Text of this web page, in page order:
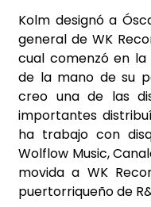
Kolm designó a
general de WK
cual comenzó en
de la mano de su
creo una de las
importantes
ha trabajo con
Wolflow Music,
movida a WK
puertorriqueño de